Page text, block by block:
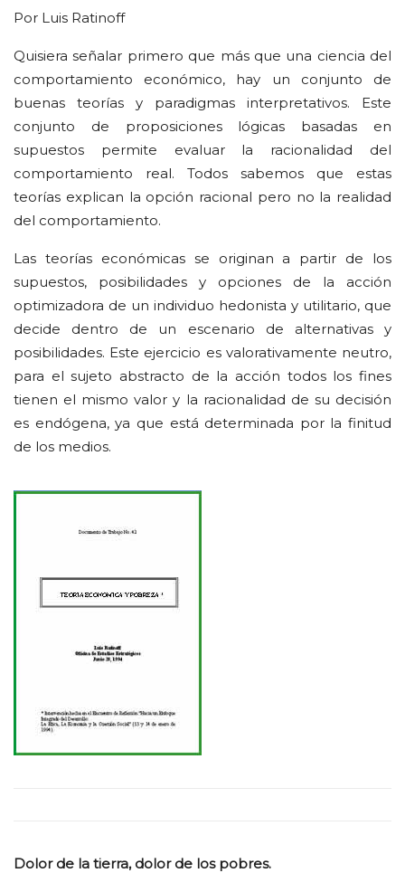
Por Luis Ratinoff
Quisiera señalar primero que más que una ciencia del
comportamiento económico, hay un conjunto de
buenas teorías y paradigmas interpretativos. Este
conjunto de proposiciones lógicas basadas en
supuestos permite evaluar la racionalidad del
comportamiento real. Todos sabemos que estas
teorías explican la opción racional pero no la realidad
del comportamiento.
Las teorías económicas se originan a partir de los
supuestos, posibilidades y opciones de la acción
optimizadora de un individuo hedonista y utilitario, que
decide dentro de un escenario de alternativas y
posibilidades. Este ejercicio es valorativamente neutro,
para el sujeto abstracto de la acción todos los fines
tienen el mismo valor y la racionalidad de su decisión
es endógena, ya que está determinada por la finitud
de los medios.
Dolor de la tierra, dolor de los pobres.